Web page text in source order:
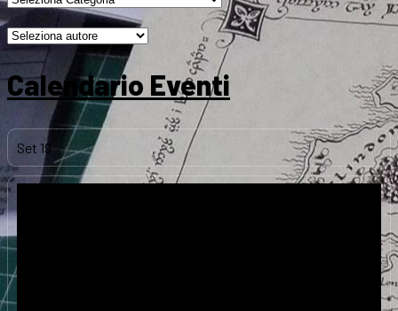
Calendario Eventi
Set 19